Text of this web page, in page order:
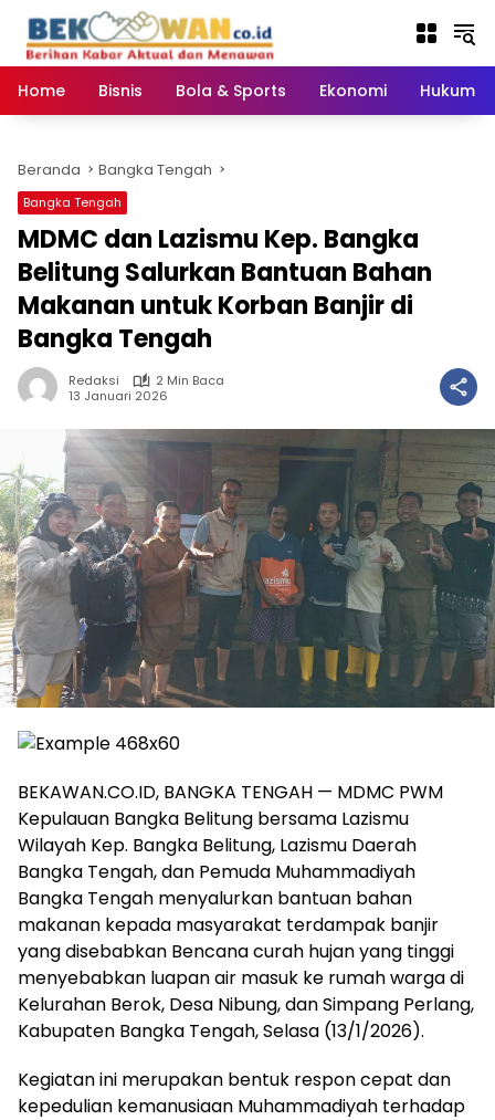
konten
Home
Bisnis Bola & Sports Ekonomi Hukum
Beranda Bangka Tengah
Bangka Tengah
MDMC dan Lazismu Kep. Bangka
Belitung Salurkan Bantuan Bahan
Makanan untuk Korban Banjir di
Bangka Tengah
Redaksi
2 Min Baca
13 Januari 2026
BEKAWAN.CO.ID, BANGKA TENGAH — MDMC PWM
Kepulauan Bangka Belitung bersama Lazismu
Wilayah Kep. Bangka Belitung, Lazismu Daerah
Bangka Tengah, dan Pemuda Muhammadiyah
Bangka Tengah menyalurkan bantuan bahan
makanan kepada masyarakat terdampak banjir
yang disebabkan Bencana curah hujan yang tinggi
menyebabkan luapan air masuk ke rumah warga di
Kelurahan Berok, Desa Nibung, dan Simpang Perlang,
Kabupaten Bangka Tengah, Selasa (13/1/2026).
Kegiatan ini merupakan bentuk respon cepat dan
kepedulian kemanusiaan Muhammadiyah terhadap